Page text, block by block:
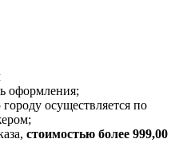
оформления;
осуществляется по
стоимостью более 999,00